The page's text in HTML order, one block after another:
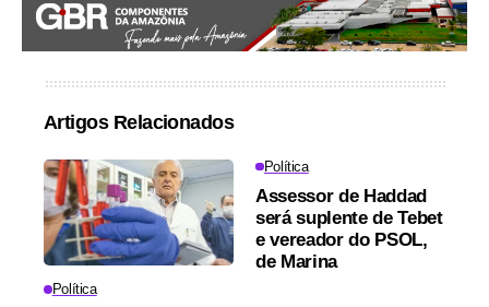
Artigos Relacionados
Política
Política
Assessor de Haddad
será suplente de Tebet
e vereador do PSOL,
de Marina